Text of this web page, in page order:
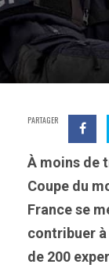
PARTAGER
À moins de
Coupe du
France se
contribuer à
de 200